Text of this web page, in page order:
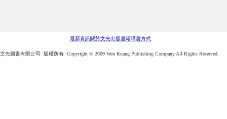
最新資訊關於文光出版書籍購書方式
文光圖書有限公司 版權所有 Copyright © 2009 Wen Kuang Publishing Company All Rights Reserved.